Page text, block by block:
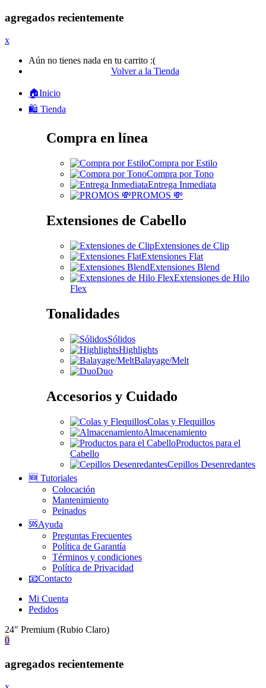
agregados recientemente
x
Aún no tienes nada en tu carrito :(
Volver a la Tienda
🏠Inicio
🛍️ Tienda
Compra en línea
Compra por Estilo
Compra por Tono
Entrega Inmediata
PROMOS 💸
Extensiones de Cabello
Extensiones de Clip
Extensiones Flat
Extensiones Blend
Extensiones de Hilo
Flex
Tonalidades
Sólidos
Highlights
Balayage/Melt
Duo
Accesorios y Cuidado
Colas y Flequillos
Almacenamiento
Productos para el
Cabello
Cepillos Desenredantes
🆕 Tutoriales
Colocación
Mantenimiento
Peinados
🆘Ayuda
Preguntas Frecuentes
Política de Garantía
Términos y condiciones
Política de Privacidad
📧Contacto
Mi Cuenta
Pedidos
24" Premium (Rubio Claro)
0
agregados recientemente